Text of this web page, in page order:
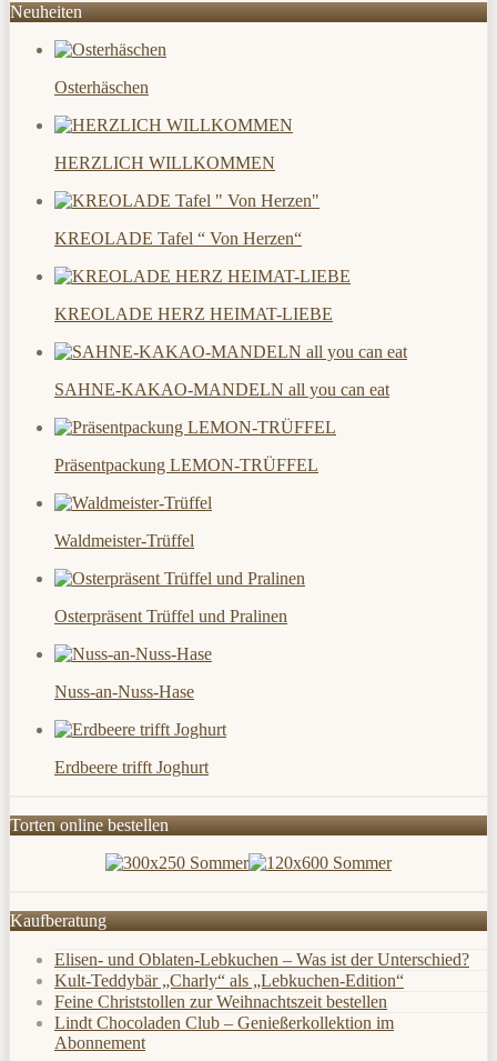
Neuheiten
Osterhäschen
HERZLICH WILLKOMMEN
KREOLADE Tafel “ Von Herzen“
KREOLADE HERZ HEIMAT-LIEBE
SAHNE-KAKAO-MANDELN all you can eat
Präsentpackung LEMON-TRÜFFEL
Waldmeister-Trüffel
Osterpräsent Trüffel und Pralinen
Nuss-an-Nuss-Hase
Erdbeere trifft Joghurt
Torten online bestellen
Kaufberatung
Elisen- und Oblaten-Lebkuchen – Was ist der Unterschied?
Kult-Teddybär „Charly“ als „Lebkuchen-Edition“
Feine Christstollen zur Weihnachtszeit bestellen
Lindt Chocoladen Club – Genießerkollektion im
Abonnement